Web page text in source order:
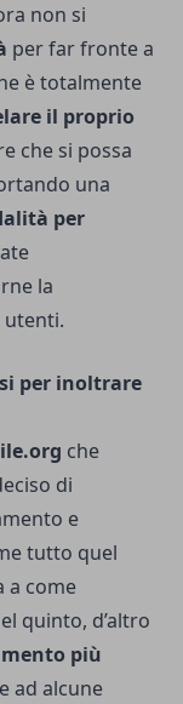
non si
per far fronte a
è totalmente
il proprio
che si possa
una
per
la
utenti.
per inoltrare
che
di
e
tutto quel
a come
quinto, d’altro
più
ad alcune